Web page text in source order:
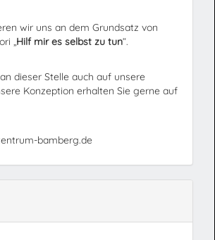
wir uns an dem Grundsatz von
„Hilf mir es selbst zu tun“.
dieser Stelle auch auf unsere
Konzeption erhalten Sie gerne auf
bamberg.de